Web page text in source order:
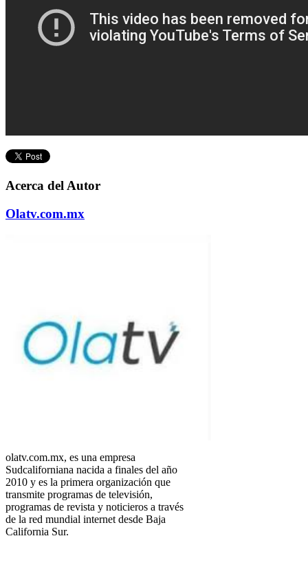
Acerca del Autor
Olatv.com.mx
olatv.com.mx, es una empresa
Sudcaliforniana nacida a finales del año
2010 y es la primera organización que
transmite programas de televisión,
programas de revista y noticieros a través
de la red mundial internet desde Baja
California Sur.